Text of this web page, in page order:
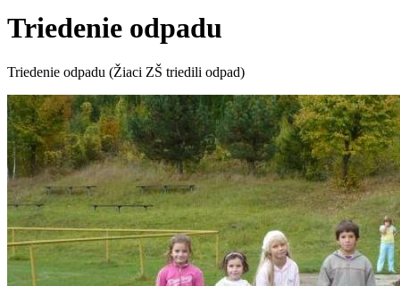
Triedenie odpadu
Triedenie odpadu (Žiaci ZŠ triedili odpad)